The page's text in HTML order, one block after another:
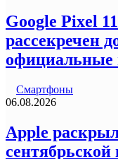
Google Pixel
рассекречен
официальные
Смартфоны
06.08.2026
Apple